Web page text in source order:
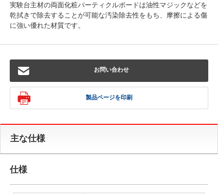
実験台主材の両面化粧パーティクルボードは油性マジックなどを
乾拭きで除去することが可能な汚染除去性をもち、摩擦による傷
に強い優れた材質です。
お問い合わせ
製品ページを印刷
主な仕様
仕様